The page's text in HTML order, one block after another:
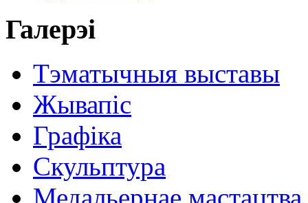
Галерэі
Тэматычныя выставы
Жывапіс
Графіка
Скульптура